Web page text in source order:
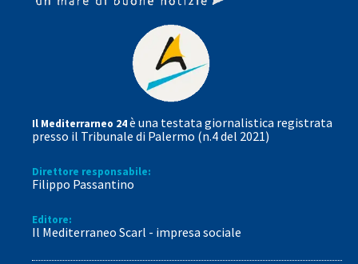
Il Mediterrarneo 24è una testata giornalistica registrata
presso il Tribunale di Palermo (n.4 del 2021)
Direttore responsabile:
Filippo Passantino
Editore:
Il Mediterraneo Scarl - impresa sociale